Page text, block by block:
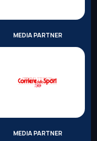
MEDIA PARTNER
MEDIA PARTNER